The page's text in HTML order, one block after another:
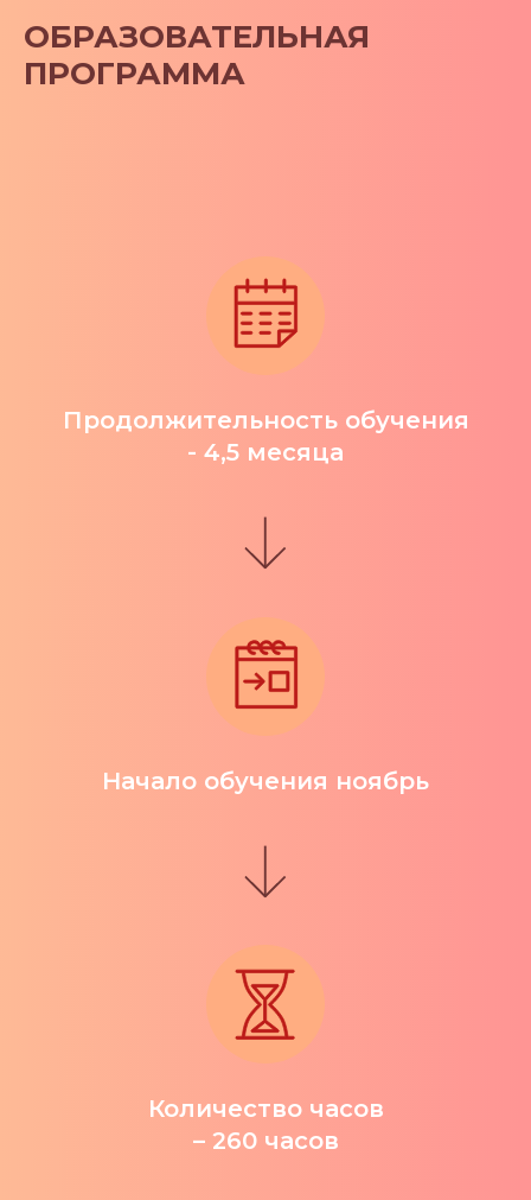
ОБРАЗОВАТЕЛЬНАЯ
ПРОГРАММА
Продолжительность обучения
- 4,5 месяца
Начало обучения ноябрь
Количество часов
– 260 часов